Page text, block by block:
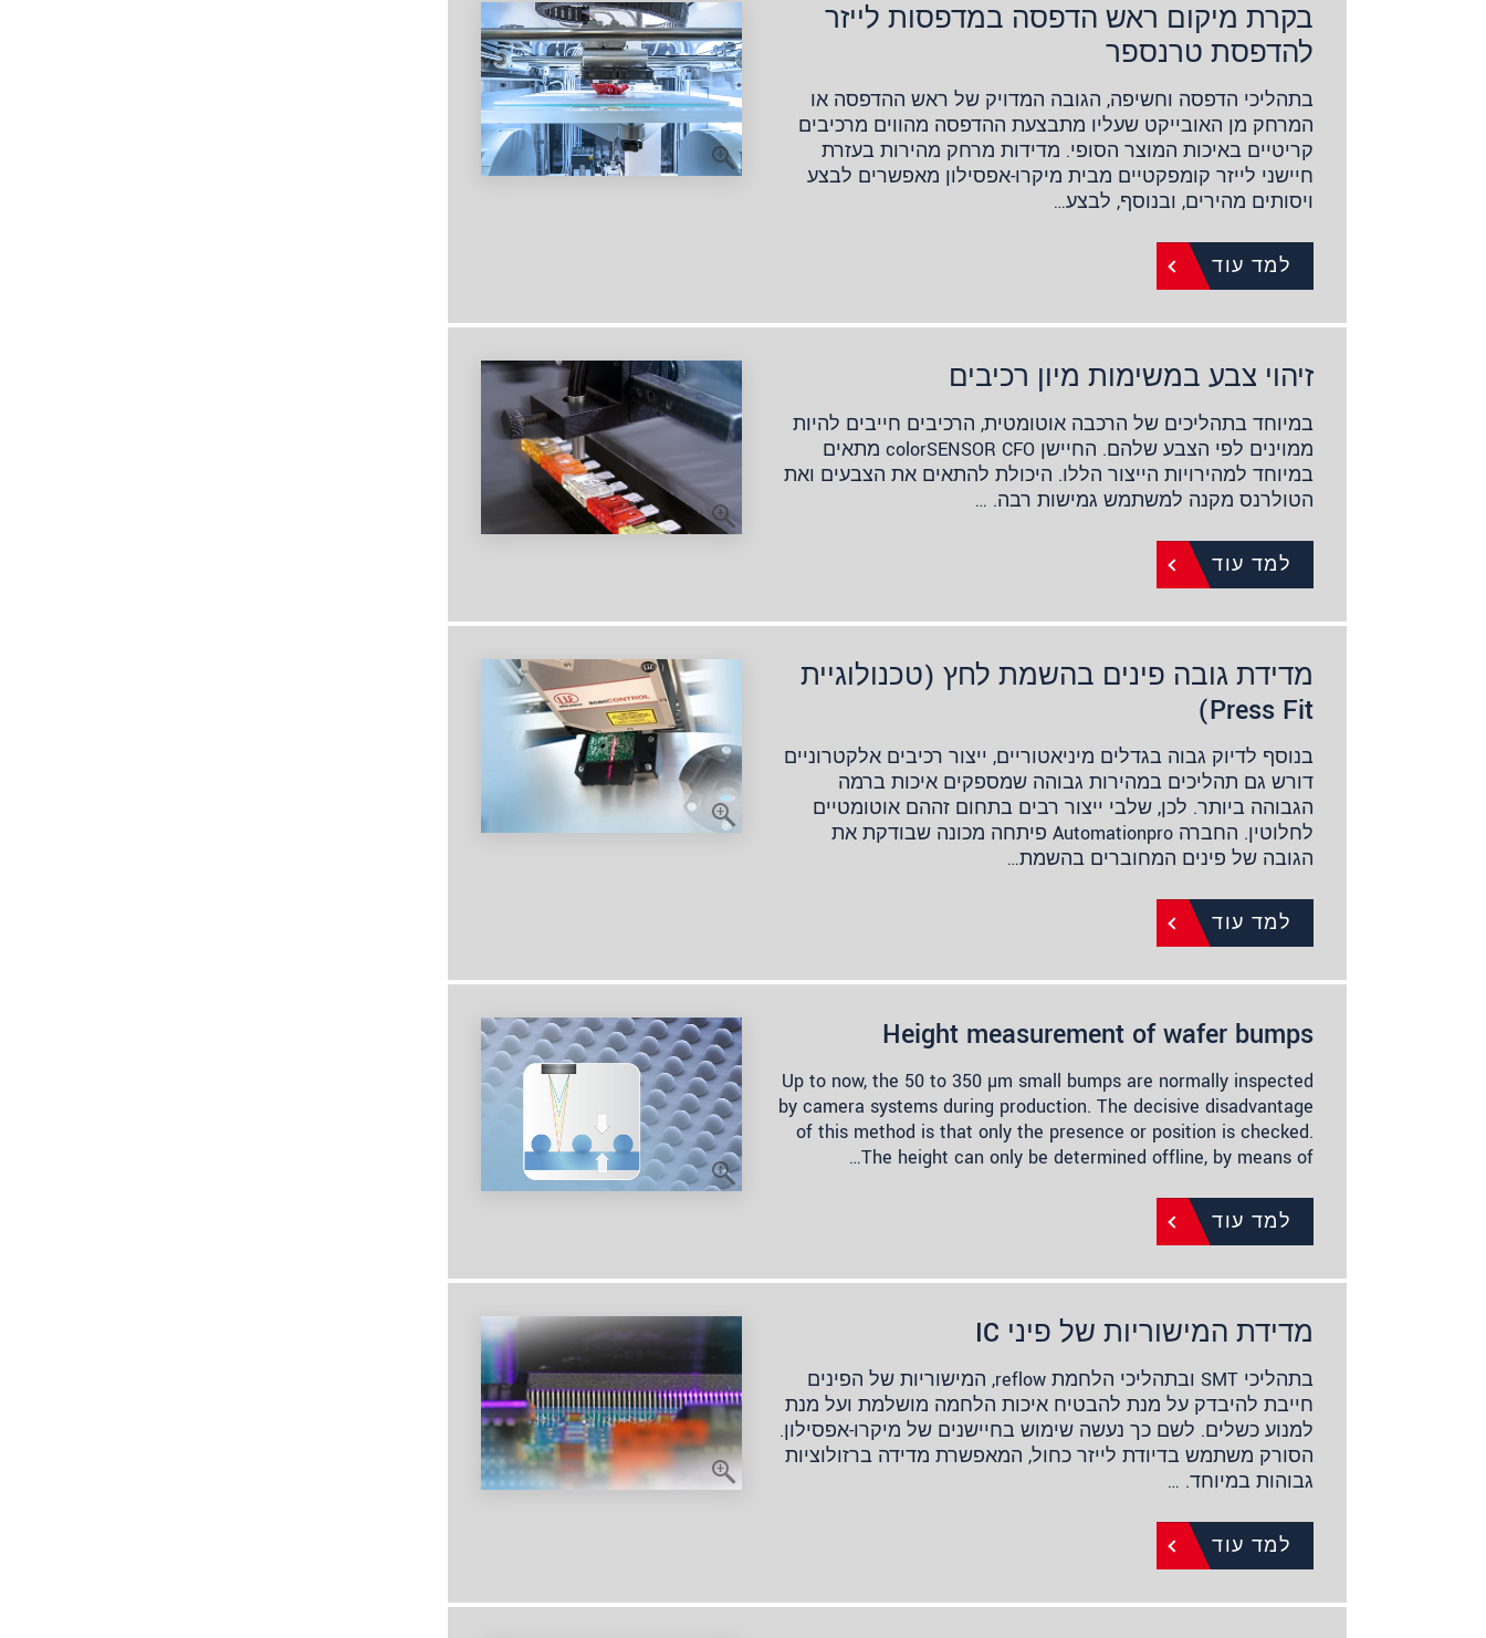
בקרת מיקום ראש הדפסה במדפסות לייזר
להדפסת טרנספר
בתהליכי הדפסה וחשיפה, הגובה המדויק של ראש ההדפסה או
המרחק מן האובייקט שעליו מתבצעת ההדפסה מהווים מרכיבים
קריטיים באיכות המוצר הסופי. מדידות מרחק מהירות בעזרת
חיישני לייזר קומפקטיים מבית מיקרו-אפסילון מאפשרים לבצע
ויסותים מהירים, ובנוסף, לבצע…
למד עוד
זיהוי צבע במשימות מיון רכיבים
במיוחד בתהליכים של הרכבה אוטומטית, הרכיבים חייבים להיות
ממוינים לפי הצבע שלהם. החיישן colorSENSOR CFO מתאים
במיוחד למהירויות הייצור הללו. היכולת להתאים את הצבעים ואת
הטולרנס מקנה למשתמש גמישות רבה. …
למד עוד
מדידת גובה פינים בהשמת לחץ (טכנולוגיית
Press Fit)
בנוסף לדיוק גבוה בגדלים מיניאטוריים, ייצור רכיבים אלקטרוניים
דורש גם תהליכים במהירות גבוהה שמספקים איכות ברמה
הגבוהה ביותר. לכן, שלבי ייצור רבים בתחום זההם אוטומטיים
לחלוטין. החברה Automationpro פיתחה מכונה שבודקת את
הגובה של פינים המחוברים בהשמת…
למד עוד
Height measurement of wafer bumps
Up to now, the 50 to 350 µm small bumps are normally inspected
by camera systems during production. The decisive disadvantage
of this method is that only the presence or position is checked.
The height can only be determined offline, by means of…
למד עוד
מדידת המישוריות של פיני IC
בתהליכי SMT ובתהליכי הלחמת reflow, המישוריות של הפינים
חייבת להיבדק על מנת להבטיח איכות הלחמה מושלמת ועל מנת
למנוע כשלים. לשם כך נעשה שימוש בחיישנים של מיקרו-אפסילון.
הסורק משתמש בדיודת לייזר כחול, המאפשרת מדידה ברזולוציות
גבוהות במיוחד. …
למד עוד